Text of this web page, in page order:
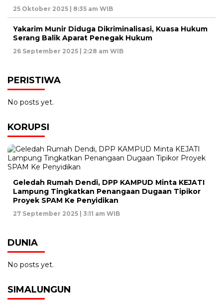
25 Oktober 2025 | 8:35 am WIB
Yakarim Munir Diduga Dikriminalisasi, Kuasa Hukum
Serang Balik Aparat Penegak Hukum
26 September 2025 | 2:28 am WIB
PERISTIWA
No posts yet.
KORUPSI
Geledah Rumah Dendi, DPP KAMPUD Minta KEJATI
Lampung Tingkatkan Penangaan Dugaan Tipikor
Proyek SPAM Ke Penyidikan
27 September 2025 | 3:11 am WIB
DUNIA
No posts yet.
SIMALUNGUN